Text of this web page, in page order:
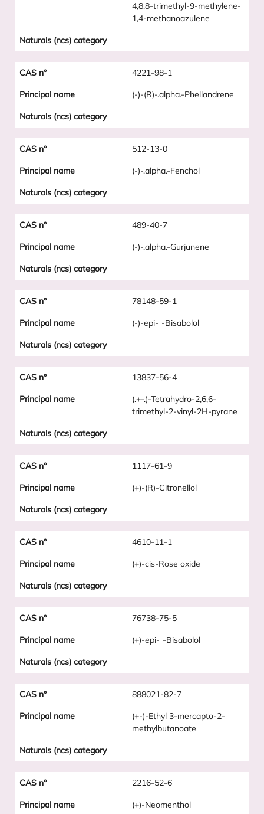
4,8,8-trimethyl-9-methylene-
1,4-methanoazulene
4221-98-1
(-)-(R)-.alpha.-Phellandrene
512-13-0
(-)-.alpha.-Fenchol
489-40-7
(-)-.alpha.-Gurjunene
78148-59-1
(-)-epi-_-Bisabolol
13837-56-4
(.+-.)-Tetrahydro-2,6,6-
trimethyl-2-vinyl-2H-pyrane
1117-61-9
(+)-(R)-Citronellol
4610-11-1
(+)-cis-Rose oxide
76738-75-5
(+)-epi-_-Bisabolol
888021-82-7
(+-)-Ethyl 3-mercapto-2-
methylbutanoate
2216-52-6
(+)-Neomenthol